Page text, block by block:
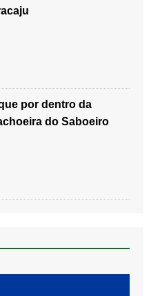
por dentro da
do Saboeiro